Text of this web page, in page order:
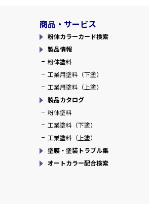
商品・サービス
粉体カラーカード検索
製品情報
粉体塗料
工業用塗料（下塗）
工業用塗料（上塗）
製品カタログ
粉体塗料
工業塗料（下塗）
工業塗料（上塗）
塗膜・塗装トラブル集
オートカラー配合検索